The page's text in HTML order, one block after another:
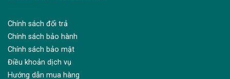
Chính sách đổi trả
Chính sách bảo hành
Chính sách bảo mật
Điều khoản dịch vụ
Hướng dẫn mua hàng